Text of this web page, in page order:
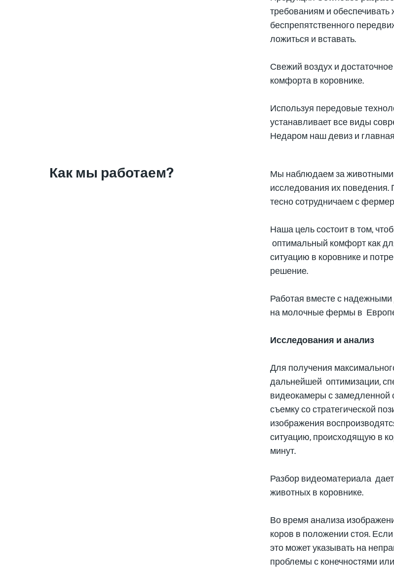
требованиям и
беспрепятственного
ложиться и вставать.
Свежий воздух и
комфорта в коровнике.
Используя передовые
устанавливает все виды
Недаром наш девиз и
Как мы работаем?
Мы наблюдаем за животными
исследования их поведения.
тесно сотрудничаем с
Наша цель состоит в том,
оптимальный комфорт как
ситуацию в коровнике и
решение.
Работая вместе с
на молочные фермы в
Исследования и анализ
Для получения
дальнейшей оптимизации,
видеокамеры с
съемку со стратегической
изображения
ситуацию, происходящую в
минут.
Разбор видеоматериала
животных в коровнике.
Во время анализа
коров в положении стоя.
это может указывать на
проблемы с конечностями